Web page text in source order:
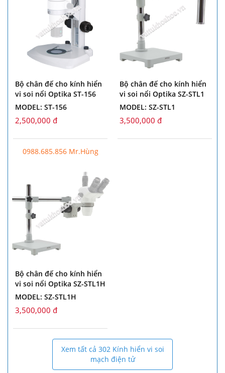
Bộ chân đế cho kính hiển
vi soi nổi Optika ST-156
MODEL: ST-156
2,500,000 đ
Bộ chân đế cho kính hiển
vi soi nổi Optika SZ-STL1
MODEL: SZ-STL1
3,500,000 đ
0988.685.856 Mr.Hùng
Bộ chân đế cho kính hiển
vi soi nổi Optika SZ-STL1H
MODEL: SZ-STL1H
3,500,000 đ
Xem tất cả 302 Kính hiển vi soi
mạch điện tử